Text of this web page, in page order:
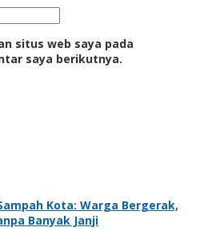
situs web saya pada
saya berikutnya.
Kota: Warga Bergerak,
Banyak Janji